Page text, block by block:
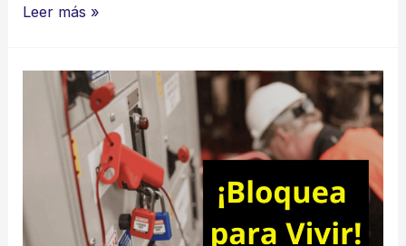
¡Soldar
Protege
Leer más »